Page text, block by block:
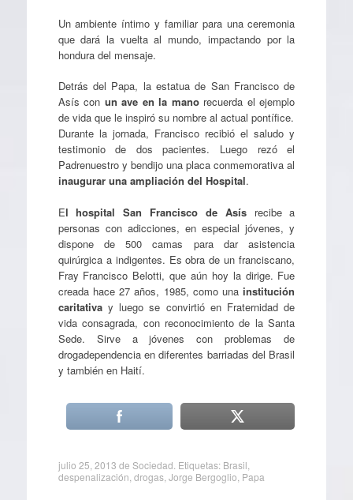
Un ambiente íntimo y familiar para una ceremonia
que dará la vuelta al mundo, impactando por la
hondura del mensaje.
Detrás del Papa, la estatua de San Francisco de
Asís con un ave en la manorecuerda el ejemplo
de vida que le inspiró su nombre al actual pontífice.
Durante la jornada, Francisco recibió el saludo y
testimonio de dos pacientes. Luego rezó el
Padrenuestro y bendijo una placa conmemorativa al
inaugurar una ampliación del Hospital.
El hospital San Francisco de Asís recibe a
personas con adicciones, en especial jóvenes, y
dispone de 500 camas para dar asistencia
quirúrgica a indigentes. Es obra de un franciscano,
Fray Francisco Belotti, que aún hoy la dirige. Fue
creada hace 27 años, 1985, como una institución
caritativay luego se convirtió en Fraternidad de
vida consagrada, con reconocimiento de la Santa
Sede. Sirve a jóvenes con problemas de
drogadependencia en diferentes barriadas del Brasil
y también en Haití.
julio 25, 2013 de Sociedad . Etiquetas: Brasil
despenalización drogas, Jorge Bergoglio Papa